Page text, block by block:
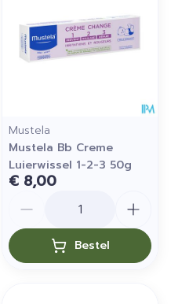
Mustela
Mustela Bb Creme
Luierwissel 1-2-3 50g
€ 8,00
Bestel